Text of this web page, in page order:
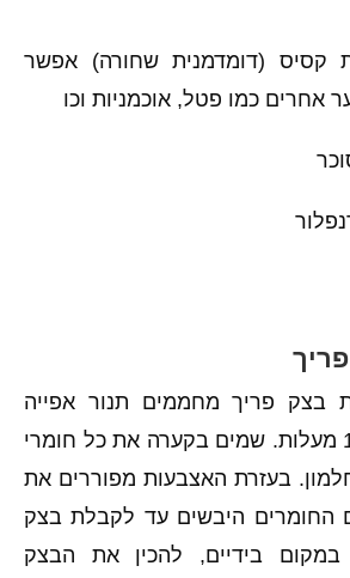
קסיס (דומדמנית שחורה) אפשר
אחרים כמו פטל, אוכמניות וכו
בצק פריך מחממים תנור אפייה
לחום בינוני 180 מעלות. שמים בקערה את כל חומרי
בעזרת האצבעות מפוררים את
החומרים היבשים עד לקבלת בצק
במקום בידיים, להכין את הבצק